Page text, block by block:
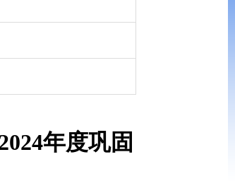
年度巩固